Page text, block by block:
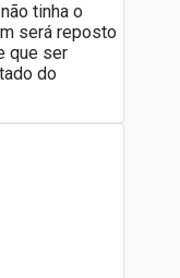
tinha o
será reposto
que ser
do